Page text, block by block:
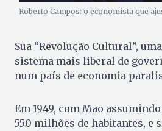
Roberto Campos: o economista que
Sua “Revolução Cultural”,
sistema mais liberal de
num país de economia
Em 1949, com Mao
550 milhões de habitantes, e